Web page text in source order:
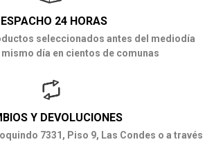
24 HORAS
seleccionados antes del mediodía
día en cientos de comunas
Y DEVOLUCIONES
7331, Piso 9, Las Condes o a través